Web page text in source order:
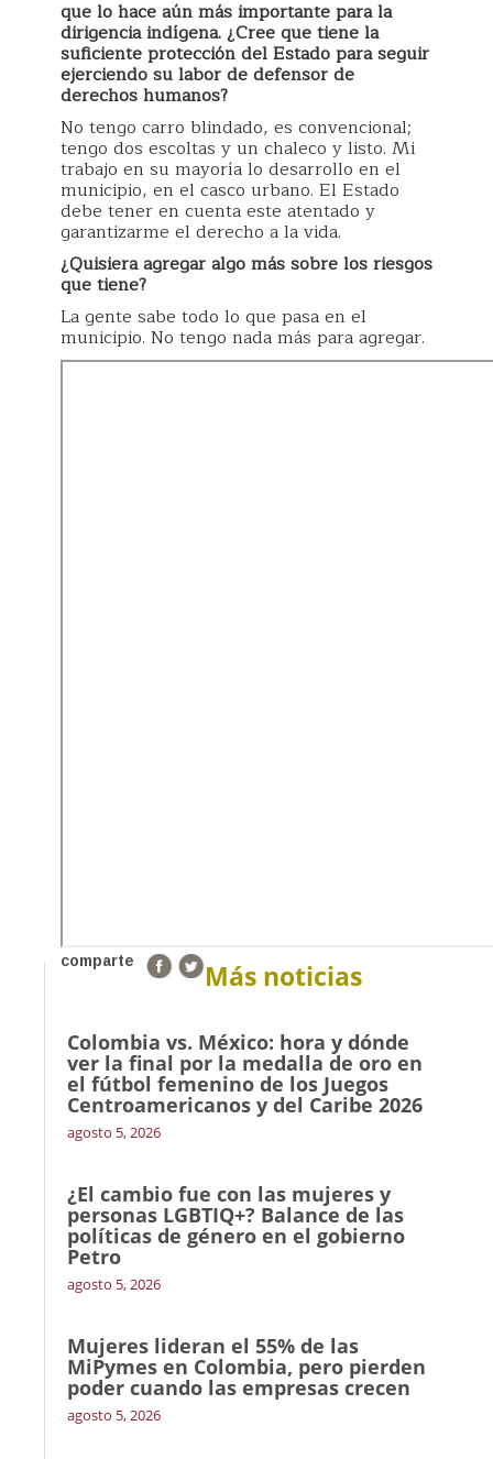
que lo hace aún más importante para la
dirigencia indígena. ¿Cree que tiene la
suficiente protección del Estado para seguir
ejerciendo su labor de defensor de
derechos humanos?
No tengo carro blindado, es convencional;
tengo dos escoltas y un chaleco y listo. Mi
trabajo en su mayoría lo desarrollo en el
municipio, en el casco urbano. El Estado
debe tener en cuenta este atentado y
garantizarme el derecho a la vida.
¿Quisiera agregar algo más sobre los riesgos
que tiene?
La gente sabe todo lo que pasa en el
municipio. No tengo nada más para agregar.
comparte Más noticias
Colombia vs. México: hora y dónde
ver la final por la medalla de oro en
el fútbol femenino de los Juegos
Centroamericanos y del Caribe 2026
agosto 5, 2026
¿El cambio fue con las mujeres y
personas LGBTIQ+? Balance de las
políticas de género en el gobierno
Petro
agosto 5, 2026
Mujeres lideran el 55% de las
MiPymes en Colombia, pero pierden
poder cuando las empresas crecen
agosto 5, 2026